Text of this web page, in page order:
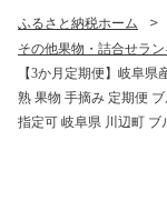
ふるさと納税ホーム
その他果物・詰合せラ
【3か月定期便】岐阜
熟 果物 手摘み 定期便
指定可 岐阜県 川辺町 ブ